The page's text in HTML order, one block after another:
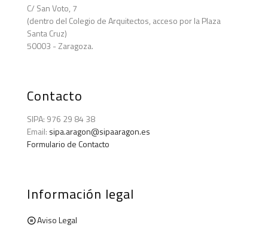
C/ San Voto, 7
(dentro del Colegio de Arquitectos, acceso por la Plaza
Santa Cruz)
50003 - Zaragoza.
Contacto
SIPA: 976 29 84 38
Email: sipa.aragon@sipaaragon.es
Formulario de Contacto
Información legal
Aviso Legal